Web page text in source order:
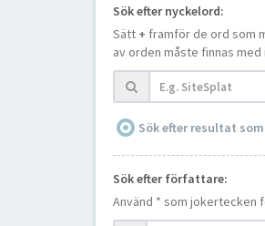
Sök efter nyckelord:
Sätt + framför de ord som
av orden måste finnas
Sök efter resultat
Sök efter författare:
Använd * som jokertecken